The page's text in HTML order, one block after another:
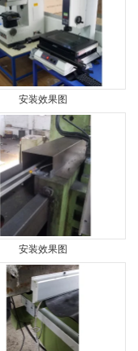
安装效果图
安装效果图